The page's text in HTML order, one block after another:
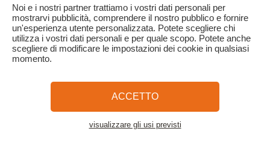
Familytrip consiglia di stipulare un'assicurazione di annullamento
con il suo partner AREAS Assurances. Sottoscrivere al momento
della prenotazione o entro 24 ore dalla prenotazione per telefono.
Termini e condizioni generali e informativa sulla privacy
Cosa dice di noi la stampa
Mappa del sito
Noi e i nostri partner trattiamo i vostri dati personali per
mostrarvi pubblicità, comprendere il nostro pubblico e fornire
un'esperienza utente personalizzata. Potete scegliere chi
utilizza i vostri dati personali e per quale scopo. Potete anche
scegliere di modificare le impostazioni dei cookie in qualsiasi
momento.
ACCETTO
visualizzare gli usi previsti